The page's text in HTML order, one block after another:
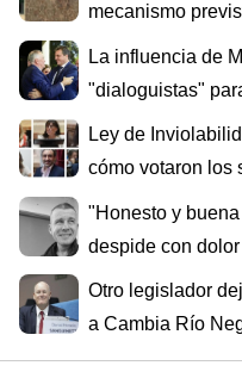
mecanismo
La influencia de
"dialoguistas"
Ley de
cómo votaron los
"Honesto y
despide con
Otro legislador
a Cambia Río